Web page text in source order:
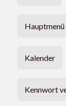
Hauptmenü
Kalender
Kennwort